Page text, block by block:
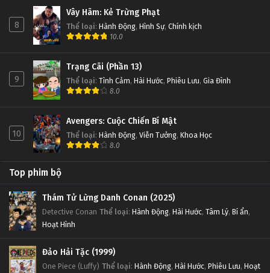
8
Vây Hãm: Kẻ Trừng Phạt
Thể loại: Hành Động, Hình Sự, Chính kịch
10.0
9
Trạng Cãi (Phần 13)
Thể loại: Tình Cảm, Hài Hước, Phiêu Lưu, Gia Đình
8.0
10
Avengers: Cuộc Chiến Bí Mật
Thể loại: Hành Động, Viễn Tưởng, Khoa Học
8.0
Top phim bộ
Thám Tử Lừng Danh Conan (2025)
Detective Conan Thể loại: Hành Động, Hài Hước, Tâm Lý, Bí ẩn,
Hoạt Hình
Đảo Hải Tặc (1999)
One Piece (Luffy) Thể loại: Hành Động, Hài Hước, Phiêu Lưu, Hoạt